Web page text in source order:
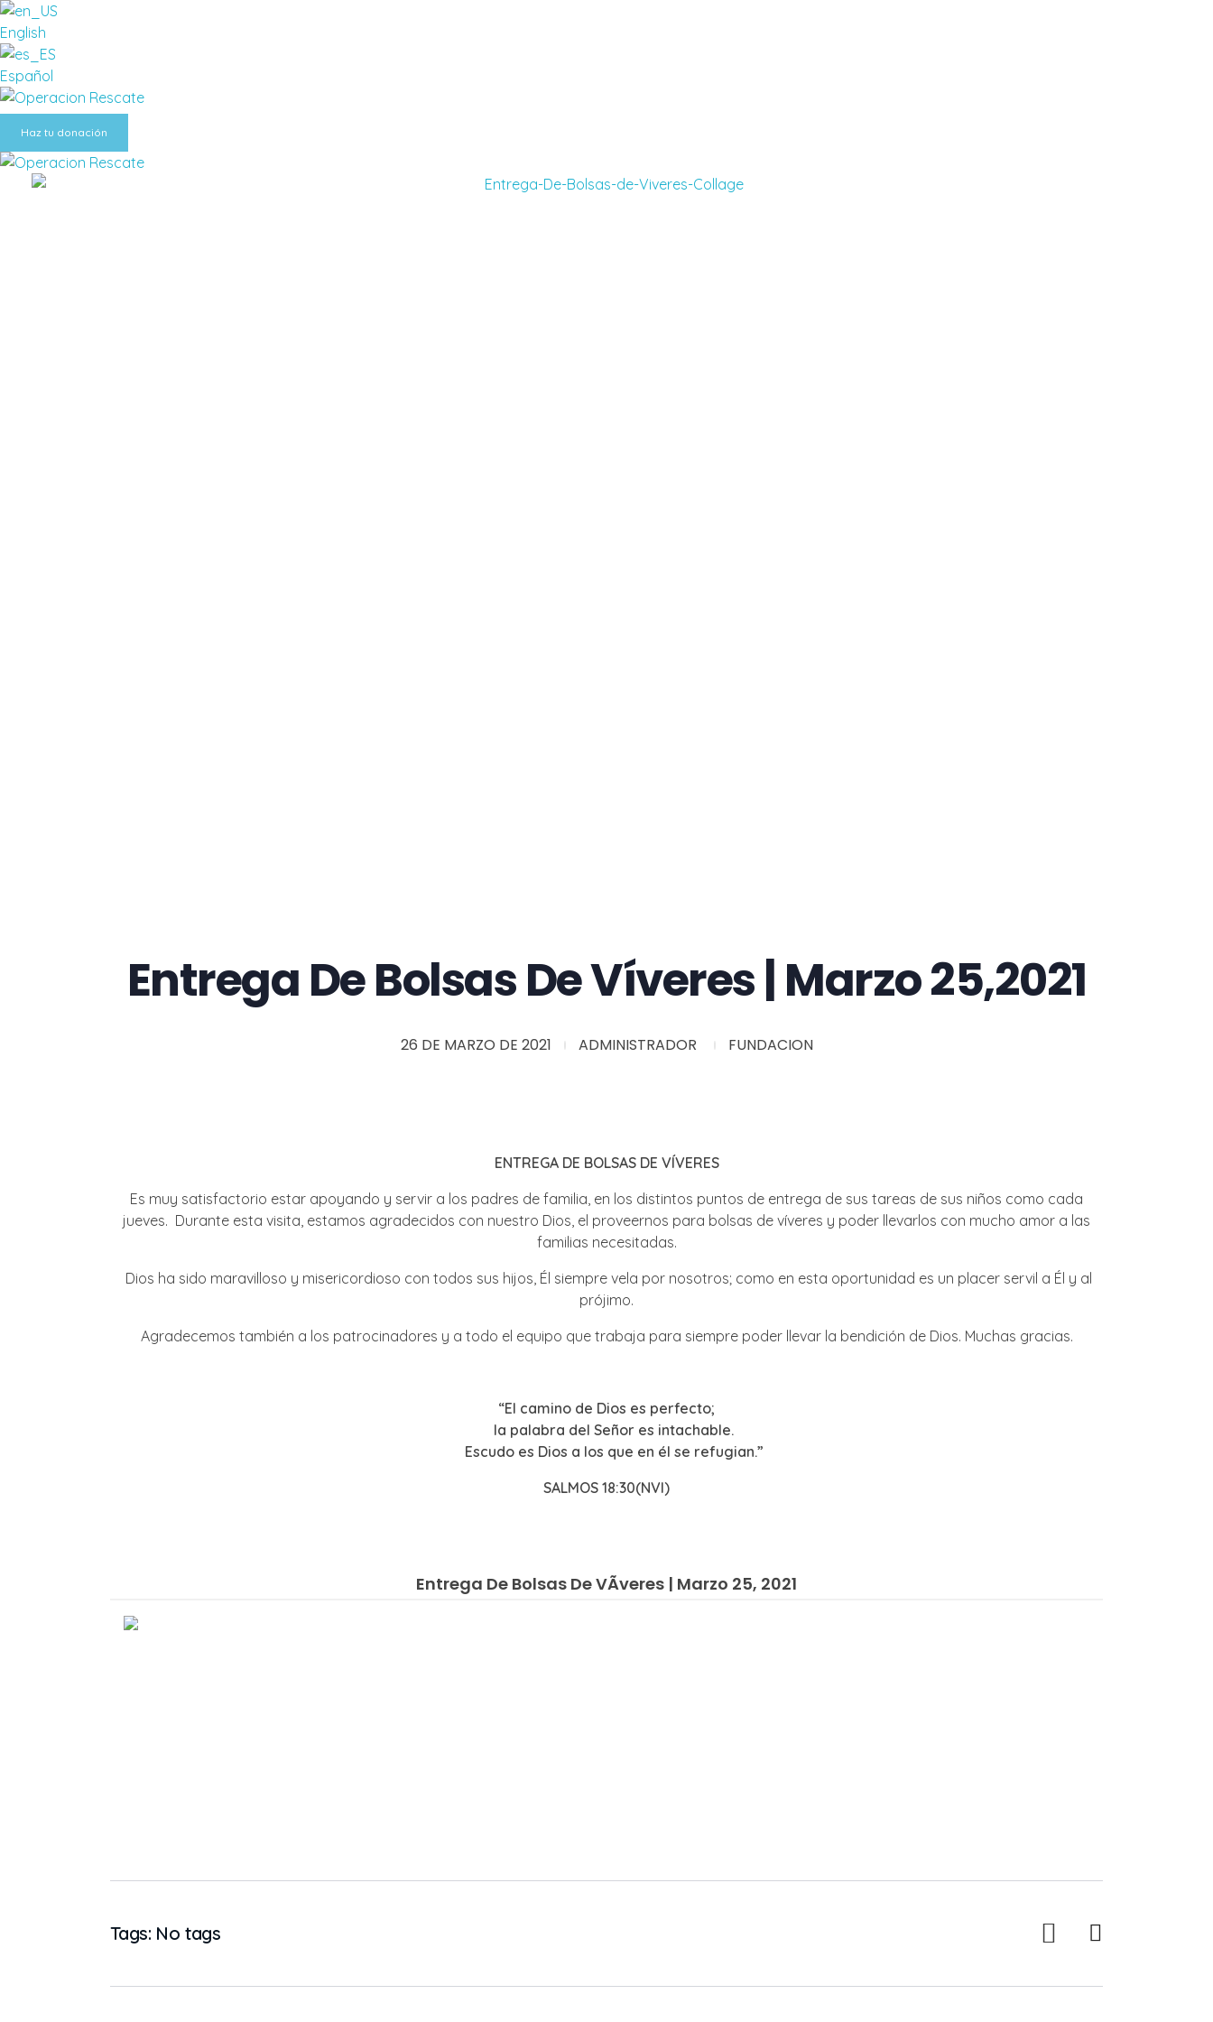
English
Español
Fundacion Operacion Rescate
Haz tu donación
Fundacion Operacion Rescate
Entrega De Bolsas De Víveres | Marzo 25,2021
26 DE MARZO DE 2021 ADMINISTRADOR FUNDACION
ENTREGA DE BOLSAS DE VÍVERES
Es muy satisfactorio estar apoyando y servir a los padres de familia, en los distintos puntos de entrega de sus tareas de sus niños como cada
jueves. Durante esta visita, estamos agradecidos con nuestro Dios, el proveernos para bolsas de víveres y poder llevarlos con mucho amor a las
familias necesitadas.
Dios ha sido maravilloso y misericordioso con todos sus hijos, Él siempre vela por nosotros; como en esta oportunidad es un placer servil a Él y al
prójimo.
Agradecemos también a los patrocinadores y a todo el equipo que trabaja para siempre poder llevar la bendición de Dios. Muchas gracias.
“El camino de Dios es perfecto;
la palabra del Señor es intachable.
Escudo es Dios a los que en él se refugian.”
SALMOS 18:30(NVI)
Entrega De Bolsas De VÃ­veres | Marzo 25, 2021
Tags: No tags